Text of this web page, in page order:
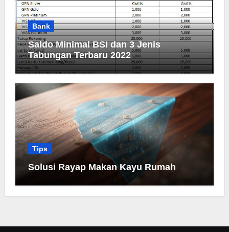
Bank
Saldo Minimal BSI dan 3 Jenis
Tabungan Terbaru 2022
Tips
Solusi Rayap Makan Kayu Rumah